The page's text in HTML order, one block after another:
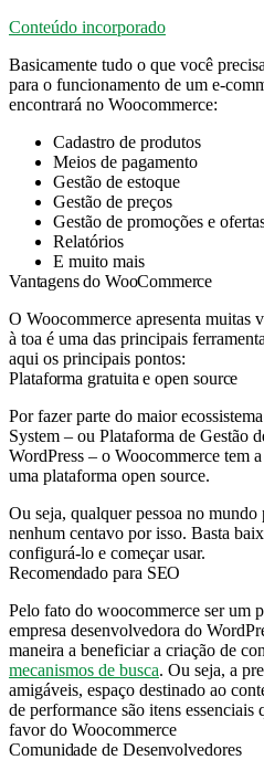
Conteúdo incorporado
Basicamente tudo o que você
para o funcionamento de um e-
encontrará no Woocommerce:
Cadastro de produtos
Meios de pagamento
Gestão de estoque
Gestão de preços
Gestão de promoções e
Relatórios
E muito mais
Vantagens do WooCommerce
O Woocommerce apresenta muitas
à toa é uma das principais
aqui os principais pontos:
Plataforma gratuita e open source
Por fazer parte do maior
System – ou Plataforma de Gestão
WordPress – o Woocommerce tem
uma plataforma open source.
Ou seja, qualquer pessoa no
nenhum centavo por isso. Basta
configurá-lo e começar usar.
Recomendado para SEO
Pelo fato do woocommerce ser um
empresa desenvolvedora do
maneira a beneficiar a criação de
mecanismos de busca. Ou seja, a
amigáveis, espaço destinado ao
de performance são itens
favor do Woocommerce
Comunidade de Desenvolvedores